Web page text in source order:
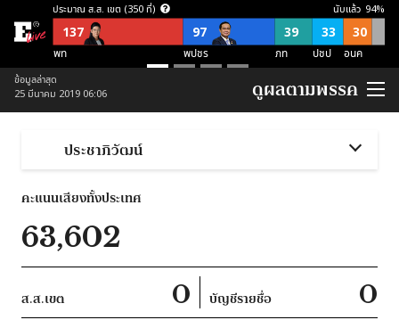
ประมาณ ส.ส. เขต (350 ที่)
137 97 39 33 30
พท พปชร ภท ปชป อนค
ประมาณ ส.ส. บัญชีรายชื่อ (150 ที่)
57 38
ประมาณ ส.ส. พึงมี (500 ที่)
253
ไม่สนับสนุน คสช
นับแล้ว 94%
ข้อมูลล่าสุด
25 มีนาคม 2019 06:06
ดูผลตามพรรค
ประชาภิวัฒน์
คะแนนเสียงทั้งประเทศ
63,602
ส.ส.เขต 0 บัญชีรายชื่อ 0